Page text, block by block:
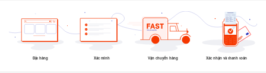
Đặt hàng Xác minh Vận chuyển hàng Xác nhận và thanh toán